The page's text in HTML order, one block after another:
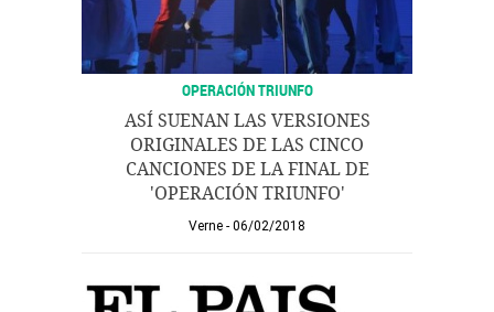
OPERACIÓN TRIUNFO
ASÍ SUENAN LAS VERSIONES
ORIGINALES DE LAS CINCO
CANCIONES DE LA FINAL DE
'OPERACIÓN TRIUNFO'
Verne 06/02/2018